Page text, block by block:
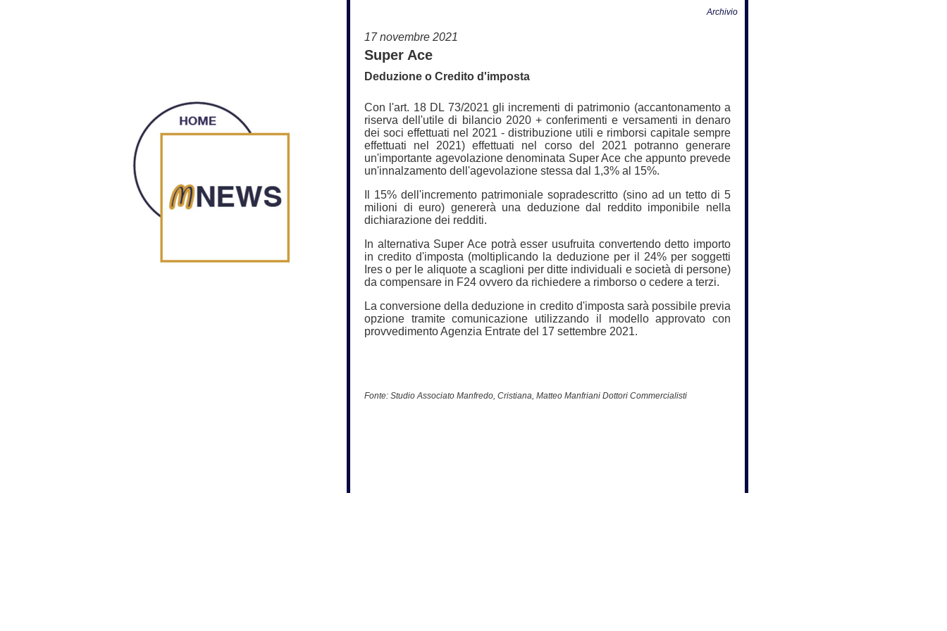
Archivio
17 novembre 2021
Super Ace
Deduzione o Credito d'imposta
Con l'art. 18 DL 73/2021 gli incrementi di patrimonio (accantonamento a
riserva dell'utile di bilancio 2020 + conferimenti e versamenti in denaro
dei soci effettuati nel 2021 - distribuzione utili e rimborsi capitale sempre
effettuati nel 2021) effettuati nel corso del 2021 potranno generare
un'importante agevolazione denominata Super Ace che appunto prevede
un'innalzamento dell'agevolazione stessa dal 1,3% al 15%.
Il 15% dell'incremento patrimoniale sopradescritto (sino ad un tetto di 5
milioni di euro) genererà una deduzione dal reddito imponibile nella
dichiarazione dei redditi.
In alternativa Super Ace potrà esser usufruita convertendo detto importo
in credito d'imposta (moltiplicando la deduzione per il 24% per soggetti
Ires o per le aliquote a scaglioni per ditte individuali e società di persone)
da compensare in F24 ovvero da richiedere a rimborso o cedere a terzi.
La conversione della deduzione in credito d'imposta sarà possibile previa
opzione tramite comunicazione utilizzando il modello approvato con
provvedimento Agenzia Entrate del 17 settembre 2021.
Fonte: Studio Associato Manfredo, Cristiana, Matteo Manfriani Dottori Commercialisti